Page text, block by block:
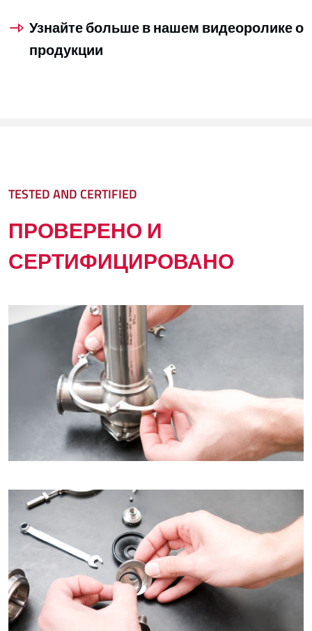
Узнайте больше в нашем видеоролике о
продукции
TESTED AND CERTIFIED
ПРОВЕРЕНО И
СЕРТИФИЦИРОВАНО